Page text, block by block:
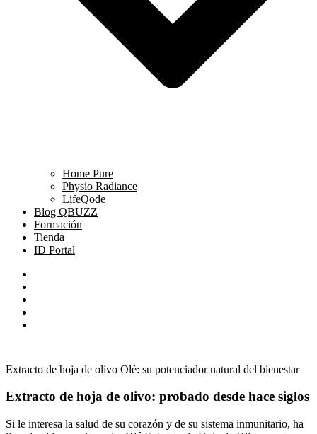
Home Pure
Physio Radiance
LifeQode
Blog QBUZZ
Formación
Tienda
ID Portal
Extracto de hoja de olivo Olé: su potenciador natural del bienestar
Extracto de hoja de olivo: probado desde hace siglos
Si le interesa la salud de su corazón y de su sistema inmunitario, ha